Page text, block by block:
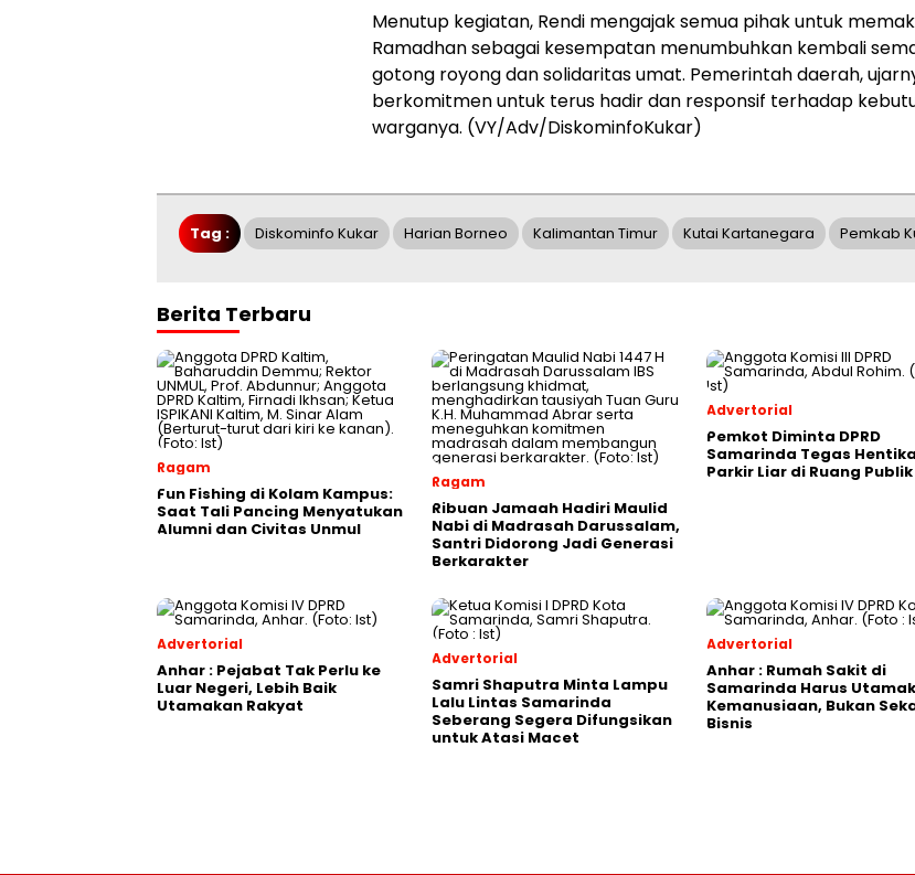
Menutup kegiatan, Rendi mengajak semua pihak untuk
Ramadhan sebagai kesempatan menumbuhkan kembali
gotong royong dan solidaritas umat. Pemerintah daerah,
berkomitmen untuk terus hadir dan responsif terhadap
warganya. (VY/Adv/DiskominfoKukar)
Tag : Diskominfo Kukar Harian Borneo Kalimantan Timur Kutai Kartanegara Pemkab
Berita Terbaru
Ragam
Fun Fishing di Kolam Kampus:
Saat Tali Pancing Menyatukan
Alumni dan Civitas Unmul
Ragam
Ribuan Jamaah Hadiri Maulid
Nabi di Madrasah Darussalam,
Santri Didorong Jadi Generasi
Berkarakter
Advertorial
Pemkot Diminta DPRD
Samarinda Tegas
Parkir Liar di Ruang Publik
Advertorial
Anhar : Pejabat Tak Perlu ke
Luar Negeri, Lebih Baik
Utamakan Rakyat
Advertorial
Samri Shaputra Minta Lampu
Lalu Lintas Samarinda
Seberang Segera Difungsikan
untuk Atasi Macet
Advertorial
Anhar : Rumah Sakit di
Samarinda Harus
Kemanusiaan, Bukan
Bisnis